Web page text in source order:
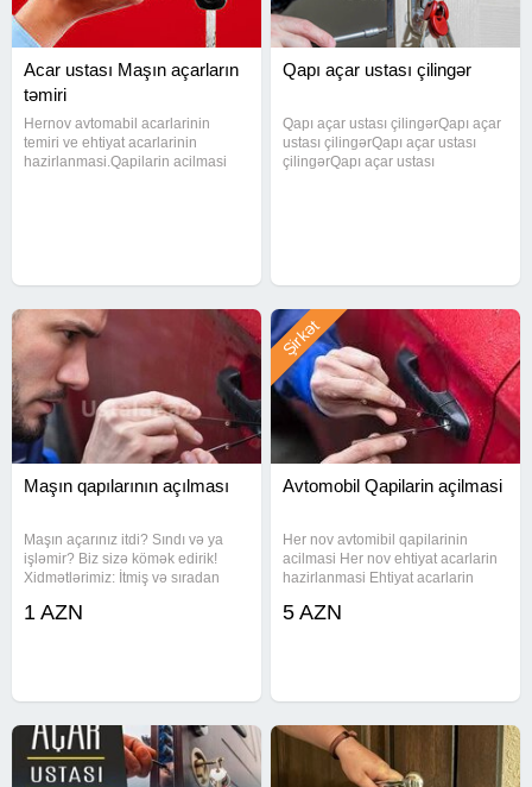
Acar ustası Maşın açarların
təmiri
Hernov avtomabil acarlarinin
temiri ve ehtiyat acarlarinin
hazirlanmasi.Qapilarin acilmasi
Qapı açar ustası çilingər
Qapı açar ustası çilingərQapı açar
ustası çilingərQapı açar ustası
çilingərQapı açar ustası
Maşın qapılarının açılması
Maşın açarınız itdi? Sındı və ya
işləmir? Biz sizə kömək edirik!
Xidmətlərimiz: İtmiş və sıradan
maşın açarlarının hazırlanması
1 AZN
Avtomobil Qapilarin açilmasi
Her nov avtomibil qapilarinin
acilmasi Her nov ehtiyat acarlarin
hazirlanmasi Ehtiyat acarlarin
edilmesi Limit ehtiyat acar yazilma
Şirkət
5 AZN